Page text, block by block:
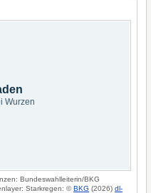
Wurzen
Bundeswahlleiterin/BKG
Starkregen: ©BKG (2026) dl-